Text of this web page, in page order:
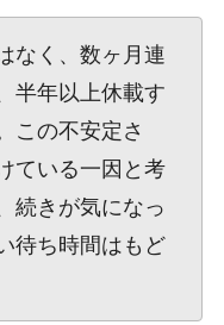
なく、数ヶ月連
半年以上休載す
この不安定さ
ている一因と考
続きが気になっ
待ち時間はもど